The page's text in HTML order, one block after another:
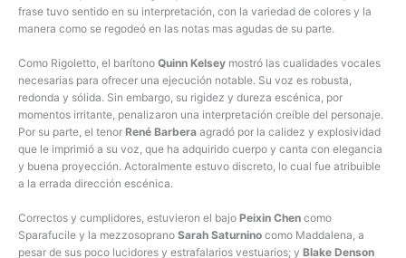
frase tuvo sentido en su interpretación, con la variedad de colores y la
manera como se regodeó en las notas mas agudas de su parte.
Como Rigoletto, el barítono Quinn Kelsey mostró las cualidades vocales
necesarias para ofrecer una ejecución notable. Su voz es robusta,
redonda y sólida. Sin embargo, su rigidez y dureza escénica, por
momentos irritante, penalizaron una interpretación creíble del personaje.
Por su parte, el tenor René Barbera agradó por la calidez y explosividad
que le imprimió a su voz, que ha adquirido cuerpo y canta con elegancia
y buena proyección. Actoralmente estuvo discreto, lo cual fue atribuible
a la errada dirección escénica.
Correctos y cumplidores, estuvieron el bajo Peixin Chen como
Sparafucile y la mezzosoprano Sarah Saturnino como Maddalena, a
pesar de sus poco lucidores y estrafalarios vestuarios; y Blake Denson